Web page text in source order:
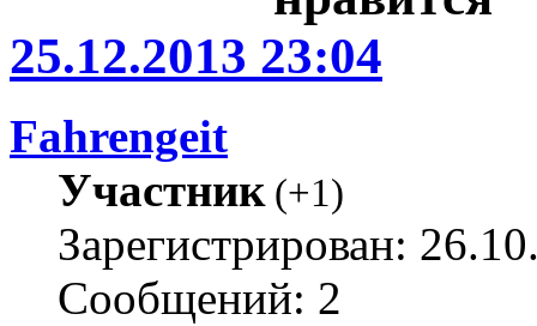
25.12.2013 23:04
Fahrengeit
Участник(+1)
Зарегистрирован:
Сообщений: 2